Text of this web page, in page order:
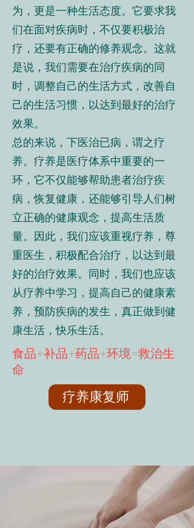
为，更是一种生活态度。它要求我
们在面对疾病时，不仅要积极治
疗，还要有正确的修养观念。这就
是说，我们需要在治疗疾病的同
时，调整自己的生活方式，改善自
己的生活习惯，以达到最好的治疗
效果。
总的来说，下医治已病，谓之疗
养。疗养是医疗体系中重要的一
环，它不仅能够帮助患者治疗疾
病，恢复健康，还能够引导人们树
立正确的健康观念，提高生活质
量。因此，我们应该重视疗养，尊
重医生，积极配合治疗，以达到最
好的治疗效果。同时，我们也应该
从疗养中学习，提高自己的健康素
养，预防疾病的发生，真正做到健
康生活，快乐生活。
食品+补品+药品+环境=救治生
命
疗养康复师